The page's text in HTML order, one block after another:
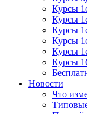
Курсы
Курсы
Курсы
Курсы
Курсы
Курсы
Новости
Что